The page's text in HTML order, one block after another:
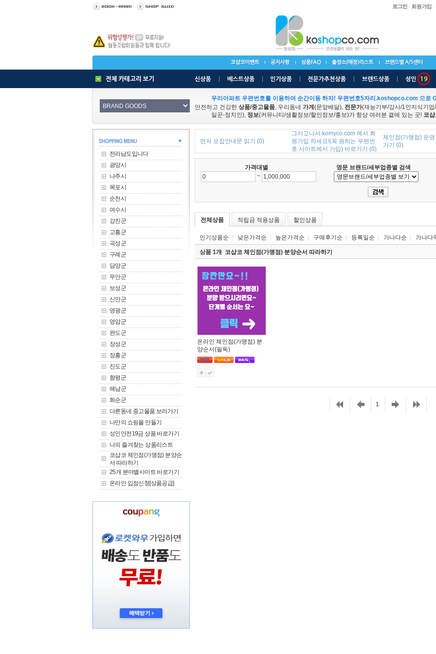
우리아파트 우편번호를 이용하여 순간이동 하자! 우편번호5자리.koshopco.com 으로
안전하고 건강한 상품/중고물품, 우리동네 가게 (문앞배달), 전문가(재능기부/강사/1인지식기업
일꾼-정치인), 정보(커뮤니티/생활정보/할인정보/홍보)가 항상 여러분 곁에 있는 곳! 코
전라남도입니다
광양시
나주시
목포시
순천시
여수시
강진군
고흥군
곡성군
구례군
담양군
무안군
보성군
신안군
영광군
영암군
완도군
장성군
장흥군
진도군
함평군
해남군
화순군
다른동네 중고물품 보러가기
나만의 쇼핑몰 만들기
성인안전19금 상품 바로가기
나의 즐겨찾는 상품리스트
코샵코 체인점(가맹점) 분양순
서 따라하기
25개 분야별사이트 바로가기
온라인 입점신청[상품공급]
먼저 모집안내문 읽기 (0)
그리고나서 komyco.com 에서 회
원가입 하세요!(꼭 원하는 우편번
호 사이트에서 가입) 바로가기 (0)
체인점(가맹점) 운
가기 (0)
가격대별
영문 브랜드/세부업종별 검색
~
전체상품 적립금 적용상품 할인상품
인기상품순 낮은가격순 높은가격순 구매후기순 등록일순 가나다순 가나다
상품 1개 코샵코 체인점(가맹점) 분양순서 따라하기
온라인 체인점(가맹점) 분
양순서(필독)
1